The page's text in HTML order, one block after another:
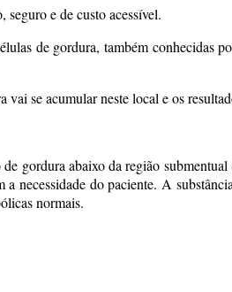
e de custo acessível.
de gordura, também
se acumular neste local e os
gordura abaixo da região
necessidade do paciente. A
normais.